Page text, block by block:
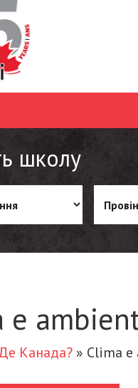
школу
e
Канада? » Clima